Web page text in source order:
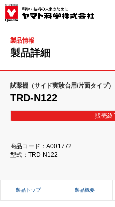
製品情報
製品詳細
試薬棚（サイド実験台用/片面タイプ）
TRD-N122
販売終
商品コード：A001772
型式：TRD-N122
製品トップ 製品概要